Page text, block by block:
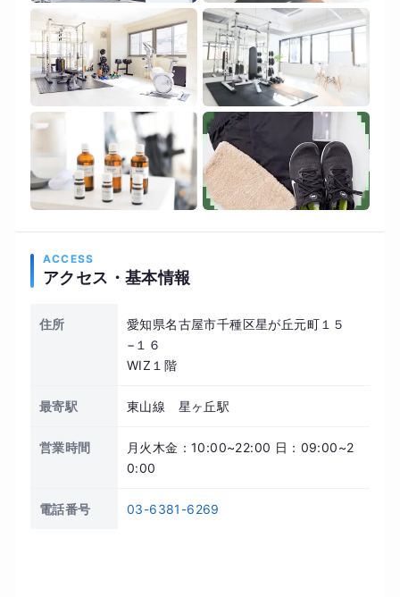
ACCESS
アクセス・基本情報
住所
愛知県名古屋市千種区星が丘元町１５
−１６
WIZ１階
最寄駅 東山線 星ヶ丘駅
営業時間
月火木金：10:00~22:00 日：09:00~2
0:00
電話番号 03-6381-6269